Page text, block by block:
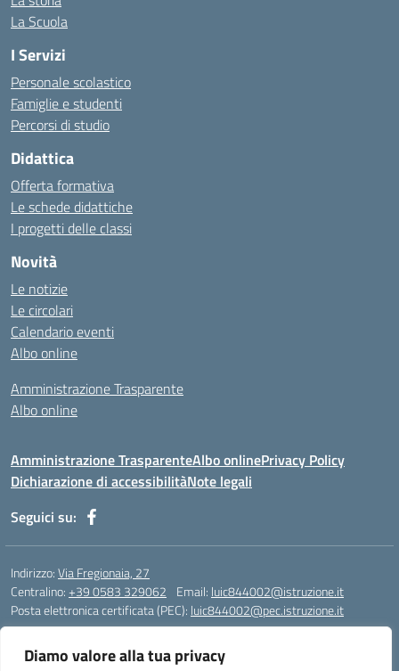
Diamo valore alla tua privacy
La Scuola
I Servizi
Personale scolastico
Famiglie e studenti
Percorsi di studio
Didattica
Offerta formativa
Le schede didattiche
I progetti delle classi
Novità
Le notizie
Le circolari
Calendario eventi
Albo online
Amministrazione Trasparente
Albo online
Amministrazione TrasparenteAlbo onlinePrivacy Policy
Dichiarazione di accessibilitàNote legali
Seguici su:
Indirizzo:Via Fregionaia, 27
Centralino:+39 0583 329062 Email: luic844002@istruzione.it
Posta elettronica certificata (PEC): luic844002@pec.istruzione.it
Codice meccanografico:luic844002